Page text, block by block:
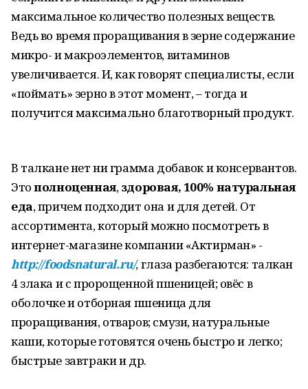
максимальное количество полезных веществ.
Ведь во время проращивания в зерне содержание
микро- и макроэлементов, витаминов
увеличивается. И, как говорят специалисты, если
«поймать» зерно в этот момент, – тогда и
получится максимально благотворный продукт.
В талкане нет ни грамма добавок и консервантов.
Этополноценная,здоровая, 100% натуральная
еда, причем подходит она и для детей. От
ассортимента, который можно посмотреть в
интернет-магазине компании «Актирман» -
http://foodsnatural.ru/, глаза разбегаются: талкан
4 злака и с пророщенной пшеницей; овёс в
оболочке и отборная пшеница для
проращивания, отваров; смузи, натуральные
каши, которые готовятся очень быстро и легко;
быстрые завтраки и др.